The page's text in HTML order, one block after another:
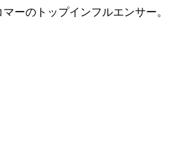
ーのトップインフルエンサー。